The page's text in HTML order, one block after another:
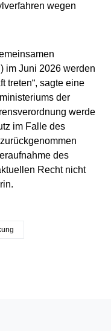
wegen
im Juni 2026 werden
treten“, sagte eine
der
werde
im Falle des
des
Recht nicht